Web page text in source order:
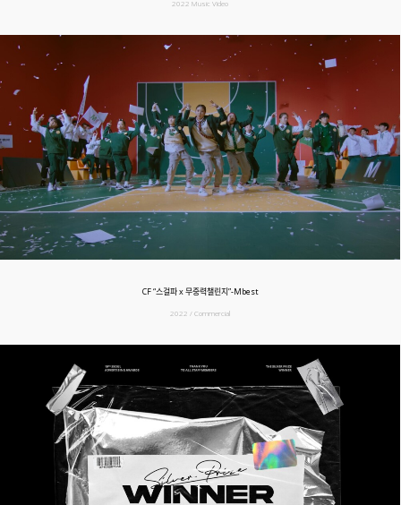
2022 Music Video
CF “스걸파 x 무중력챌린지”-Mbest
2022 / Commercial